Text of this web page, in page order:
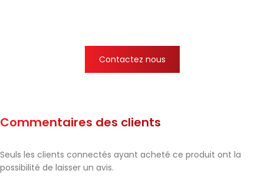
Contactez nous
Commentaires des clients
Seuls les clients connectés ayant acheté ce produit ont la
possibilité de laisser un avis.